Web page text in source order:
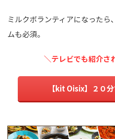
ミルクボランティアになったら
ムも必須。
＼テレビでも紹介さ
【kit Oisix】２０